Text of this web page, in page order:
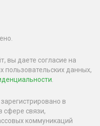
вы даете согласие на
пользовательских данных,
зарегистрировано в
сфере связи,
коммуникаций